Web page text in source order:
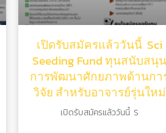
เปิดรับสมัครแล้ววันนี้ Sci
Seeding Fund ทุนสนับสนุน
การพัฒนาศักยภาพด้านกา
วิจัย สําหรับอาจารย์รุ่นใหม่
เปิดรับสมัครแล้ววันนี้ S